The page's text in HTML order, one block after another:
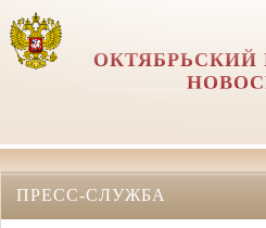
ОКТЯБРЬСКИЙ
ПРЕСС-СЛУЖБА